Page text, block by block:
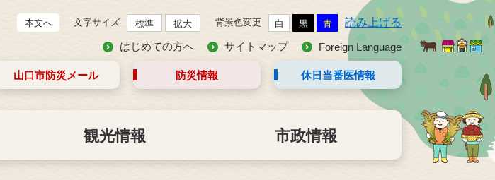
本文へ 文字サイズ 標準 拡大 背景色変更 白 黒 青 読み上げる
はじめての方へ サイトマップ Foreign Language
山口市防災 メール 防災情報 休日当番医情報
観光情報 市政情報